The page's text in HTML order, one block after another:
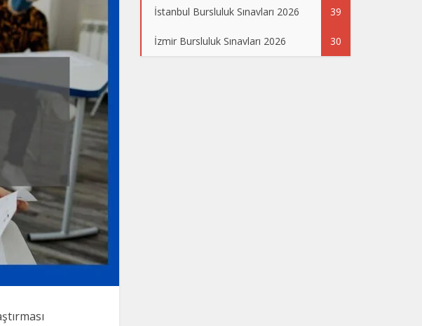
İstanbul Bursluluk Sınavları 2026 39
İzmir Bursluluk Sınavları 2026 30